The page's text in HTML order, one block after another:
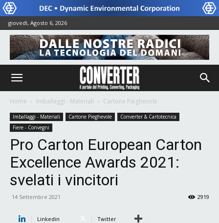
giovedì, Agosto 6, 2026
Home Imballaggi - Materiali Cartone Pieghevole
Imballaggi - Materiali Cartone Pieghevole
Converter & Cartotecnica
Fiere - Convegni
Pro Carton European Carton
Excellence Awards 2021:
svelati i vincitori
14 Settembre 2021 2919
Linkedin Twitter